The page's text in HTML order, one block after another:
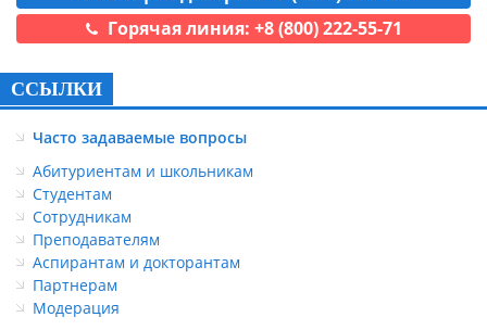
Горячая линия: +8 (800) 222-55-71
ССЫЛКИ
Часто задаваемые вопросы
Абитуриентам и школьникам
Студентам
Сотрудникам
Преподавателям
Аспирантам и докторантам
Партнерам
Модерация